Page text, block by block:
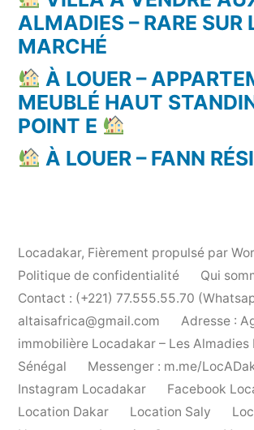
ALMADIES – RARE SUR
MARCHÉ
À LOUER –
MEUBLÉ HAUT
POINT E
À LOUER – FANN
Locadakar, Fièrement propulsé par
Politique de confidentialité
Qui
Contact : (+221) 77.555.55.70
altaisafrica@gmail.com
Adresse :
immobilière Locadakar – Les Almadies
Sénégal
Messenger : m.me/
Instagram Locadakar
Facebook
Location Dakar
Location Saly